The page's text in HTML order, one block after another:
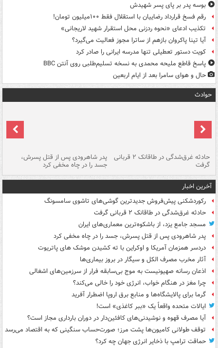
بوسه‌ پدر بر پای پسر شهیدش
رقم فسخ قرارداد رضاییان با استقلال فقط ۱۰۰میلیون تومان!
تکذیب ادعای «نحوه ردزنی محل استقرار شهید لاریجانی»
آیا تینا پاکروان بازهم از ساترا مجوز فعالیت می‌گیرد؟
کویت دستور تعطیلی تنها مدرسه ایرانی را صادر کرد
پاسخ قاطع ملیحه محمدی به نسخه تسلیم‌طلبی روی آنتن BBC
حال و هوای سامرا بعد از ایام اربعین
حوادث
حادثه غرق‌شدگی در طاقانک ۲ قربانی
گرفت
پدر شاهرودی پس از قتل پسرش،
جسد را در چاه مخفی کرد
آخرین اخبار
رکوردشکنی پیش‌فروش جدیدترین گوشی‌های تاشوی سامسونگ
حادثه غرق‌شدگی در طاقانک ۲ قربانی گرفت
مسجد جامع یزد، از باشکوه‌ترین معماری‌های ایران
پدر شاهرودی پس از قتل پسرش، جسد را در چاه مخفی کرد
دردسر همزمان آمریکا و اوکراین با ته کشیدن موشک های پاتریوت
آثار مخرب مصرف الکل و سیگار در بروز بیماری‌ها
اذعان رسانه صهیونیست به موج بی‌سابقه فرار از سرزمین‌های اشغالی
چرا مغز در هنگام خواب، انرژی خود را خالی می‌کند؟
گرما برای پالایشگاه‌ها و منابع برق اروپا اضطرار آفرید
ایالات متحده واقعاً یک «ببر کاغذی» است!
آیا مصرف قهوه و نوشیدنی‌های کافئین‌دار در دوران بارداری مجاز است؟
توقف طولانی کامیون‌ها پشت مرز؛ صورت‌حساب سنگینی که به اقتصاد می‌رسد
حماقت ترامپ با ذخایر انرژی جهان چه کرد؟